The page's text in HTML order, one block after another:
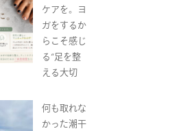
ケアを。ヨ
ガをするか
らこそ感じ
る“足を整
える大切
何も取れな
かった潮干